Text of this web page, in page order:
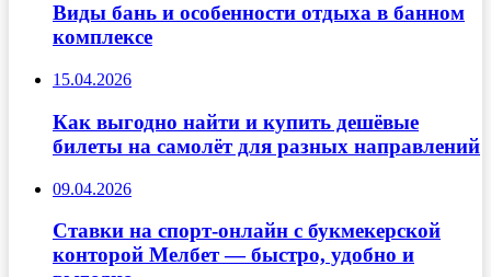
Виды бань и особенности отдыха в банном
комплексе
15.04.2026
Как выгодно найти и купить дешёвые
билеты на самолёт для разных направлений
09.04.2026
Ставки на спорт-онлайн с букмекерской
конторой Мелбет — быстро, удобно и